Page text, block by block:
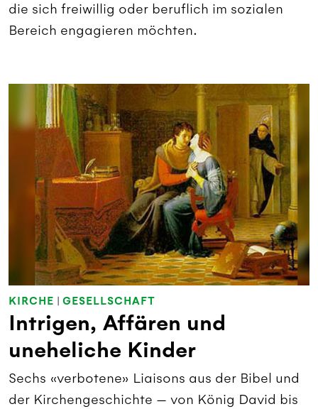
die sich freiwillig oder beruflich im sozialen
Bereich engagieren möchten.
KIRCHE | GESELLSCHAFT
Intrigen, Affären und
uneheliche Kinder
Sechs «verbotene» Liaisons aus der Bibel und
der Kirchengeschichte — von König David bis